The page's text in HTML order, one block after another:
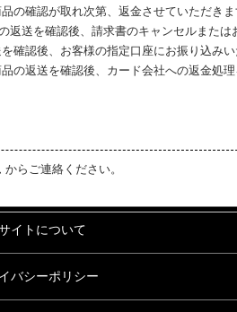
の確認が取れ次第、返金させていただき
返送を確認後、請求書のキャンセルまた
確認後、お客様の指定口座にお振り込み
の返送を確認後、カード会社への返金処
からご連絡ください。
イトについて
バシーポリシー